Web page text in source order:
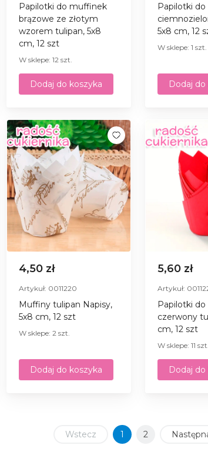
Papilotki do muffinek
brązowe ze złotym
wzorem tulipan, 5х8
сm, 12 szt
W sklepe: 12 szt.
Dodaj do koszyka
Papilotki
5х8 сm, 12
W sklepe: 1 szt.
Dodaj do
4,50 zł
Artykuł: 0011220
Muffiny tulipan Napisy,
5х8 сm, 12 szt
W sklepe: 2 szt.
Dodaj do koszyka
5,60 zł
Artykuł:
Papilotki
czerwony
сm, 12 szt
W sklepe: 11 szt.
Dodaj do
Wstecz 1 2